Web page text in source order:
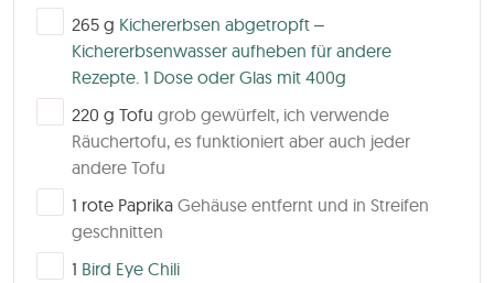
▢
265 g Kichererbsen abgetropft –
Kichererbsenwasser aufheben für andere
Rezepte. 1 Dose oder Glas mit 400g
▢
220 g Tofu grob gewürfelt, ich verwende
Räuchertofu, es funktioniert aber auch jeder
andere Tofu
▢1 rote Paprika Gehäuse entfernt und in Streifen
geschnitten
▢1 Bird Eye Chili